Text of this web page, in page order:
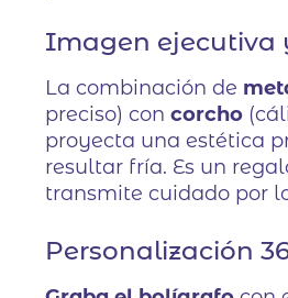
Imagen ejecutiva
La combinación de
preciso) concorcho
proyecta una estética
resultar fría. Es un
transmite cuidado por
Personalización